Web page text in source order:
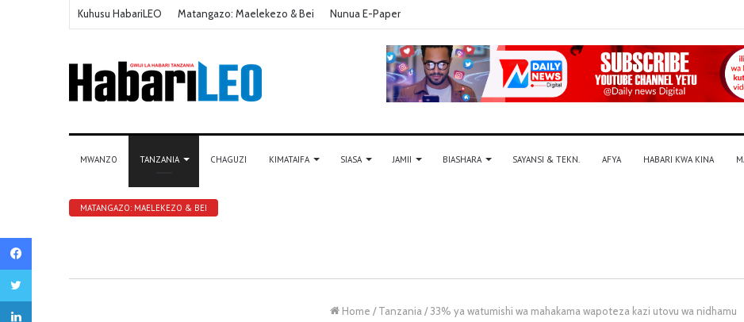
Kuhusu HabariLEO Matangazo: Maelekezo & Bei Nunua E-Paper
MWANZO TANZANIA CHAGUZI KIMATAIFA SIASA JAMII BIASHARA SAYANSI & TEKN. AFYA HABARI KWA KINA
MATANGAZO: MAELEKEZO & BEI
Home / Tanzania / 33% ya watumishi wa mahakama wapoteza kazi utovu wa nidhamu